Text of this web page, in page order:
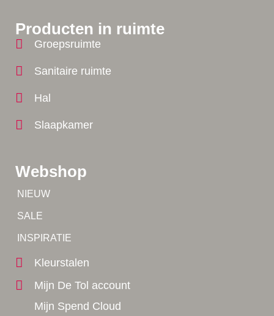
Webshop
NIEUW
SALE
INSPIRATIE
Kleurstalen
Mijn De Tol account
Mijn Spend Cloud
Producten in ruimte
Groepsruimte
Sanitaire ruimte
Hal
Slaapkamer